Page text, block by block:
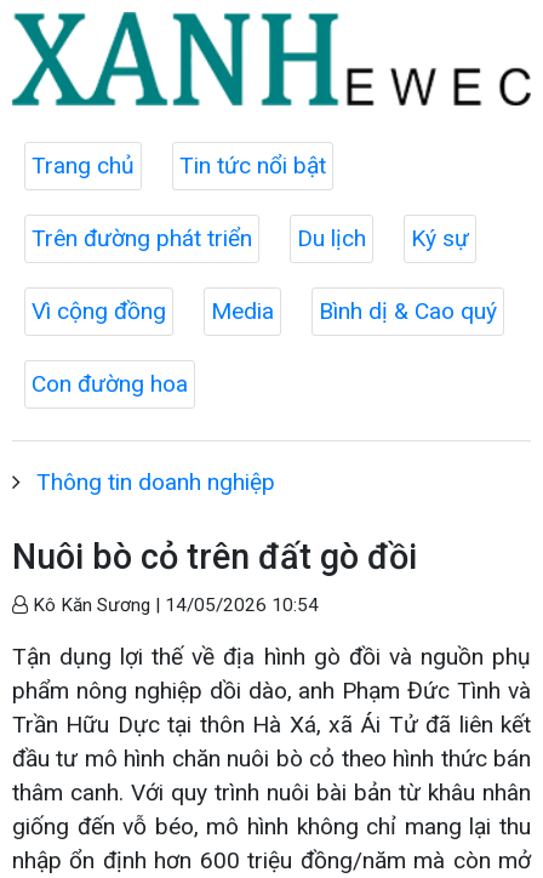
Trang chủ Tin tức nổi bật
Trên đường phát triển Du lịch Ký sự
Vì cộng đồng Media Bình dị & Cao quý
Con đường hoa
Thông tin doanh nghiệp
Nuôi bò cỏ trên đất gò đồi
Kô Kăn Sương | 14/05/2026 10:54
Tận dụng lợi thế về địa hình gò đồi và nguồn phụ
phẩm nông nghiệp dồi dào, anh Phạm Đức Tình và
Trần Hữu Dực tại thôn Hà Xá, xã Ái Tử đã liên kết
đầu tư mô hình chăn nuôi bò cỏ theo hình thức bán
thâm canh. Với quy trình nuôi bài bản từ khâu nhân
giống đến vỗ béo, mô hình không chỉ mang lại thu
nhập ổn định hơn 600 triệu đồng/năm mà còn mở